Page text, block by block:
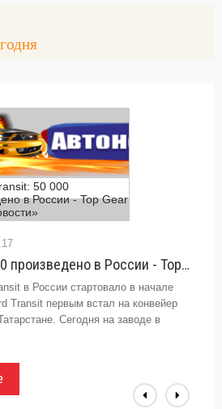
Ford Transit: 50 000 произведено в России - Top Gear - «Автоновости»
в России стартовало в начале
Transit первым встал на конвейер
Сегодня на заводе в
Transit последнего, 4-го